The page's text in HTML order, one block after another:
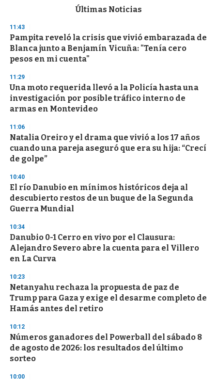
d
s
o
f
3
s
e
c
o
n
s
Últimas Noticias
11:43
Pampita reveló la crisis que vivió embarazada de
Blanca junto a Benjamín Vicuña: "Tenía cero
pesos en mi cuenta"
11:29
Una moto requerida llevó a la Policía hasta una
investigación por posible tráfico interno de
armas en Montevideo
11:06
Natalia Oreiro y el drama que vivió a los 17 años
cuando una pareja aseguró que era su hija: “Crecí
de golpe”
10:40
El río Danubio en mínimos históricos deja al
descubierto restos de un buque de la Segunda
Guerra Mundial
10:34
Danubio 0-1 Cerro en vivo por el Clausura:
Alejandro Severo abre la cuenta para el Villero
en La Curva
10:23
Netanyahu rechaza la propuesta de paz de
Trump para Gaza y exige el desarme completo de
Hamás antes del retiro
10:12
Números ganadores del Powerball del sábado 8
de agosto de 2026: los resultados del último
sorteo
10:00